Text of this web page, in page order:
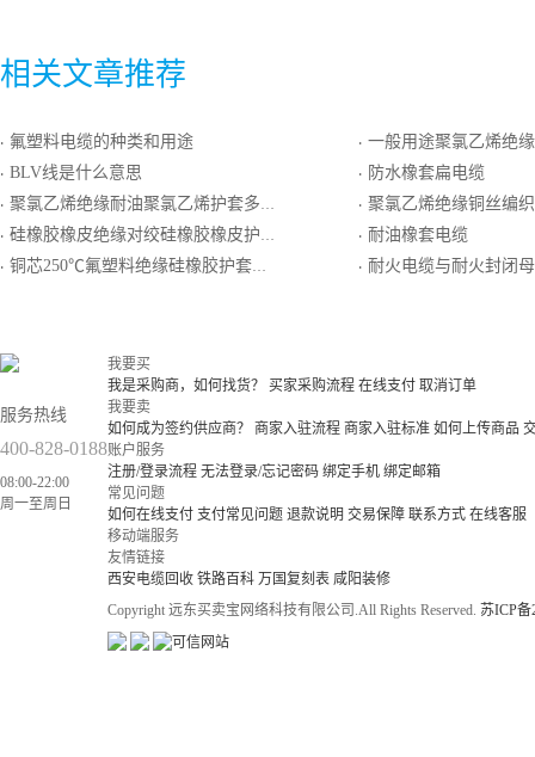
相关文章推荐
· 氟塑料电缆的种类和用途
· BLV线是什么意思
· 聚氯乙烯绝缘耐油聚氯乙烯护套多根软导体铜丝屏蔽软电线
· 硅橡胶橡皮绝缘对绞硅橡胶橡皮护套耐热用精密级K分度热电偶用补偿电缆
· 铜芯250℃氟塑料绝缘硅橡胶护套铜带屏蔽软导体控制电缆
· 一般用途聚氯乙烯绝缘聚氯乙烯
· 防水橡套扁电缆
· 聚氯乙烯绝缘铜丝编织总屏蔽聚氯乙烯护套一般用普
· 耐油橡套电缆
· 耐火电缆与耐火封闭母
服务热线
400-828-0188
08:00-22:00
周一至周日
我要买
我是采购商，如何找货？
买家采购流程 在线支付 取消订单
我要卖
如何成为签约供应商？
商家入驻流程 商家入驻标准 如何上传商品
账户服务
注册/登录流程 无法登录/忘记密码 绑定手机 绑定邮箱
常见问题
如何在线支付 支付常见问题 退款说明 交易保障 联系方式 在线客服
移动端服务
友情链接
西安电缆回收 铁路百科 万国复刻表 咸阳装修
Copyright 远东买卖宝网络科技有限公司.All Rights Reserved. 苏ICP备